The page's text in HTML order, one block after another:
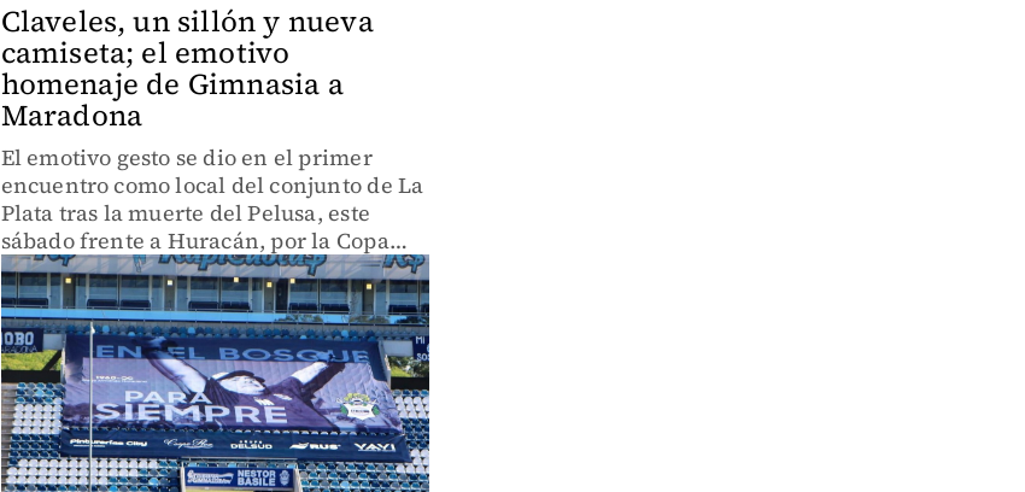
Claveles, un sillón y nueva
camiseta; el emotivo
homenaje de Gimnasia a
Maradona
El emotivo gesto se dio en el primer
encuentro como local del conjunto de La
Plata tras la muerte del Pelusa, este
sábado frente a Huracán, por la Copa
Diego Maradona